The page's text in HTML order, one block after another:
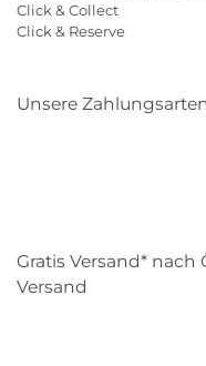
Click & Collect
Click & Reserve
Unsere Zahlungsarten
Gratis Versand*
Versand